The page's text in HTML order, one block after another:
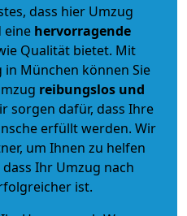
dass hier Umzug
eine hervorragende
Qualität bietet. Mit
München können Sie
reibungslos und
sorgen dafür, dass Ihre
erfüllt werden. Wir
um Ihnen zu helfen
Ihr Umzug nach
ist.